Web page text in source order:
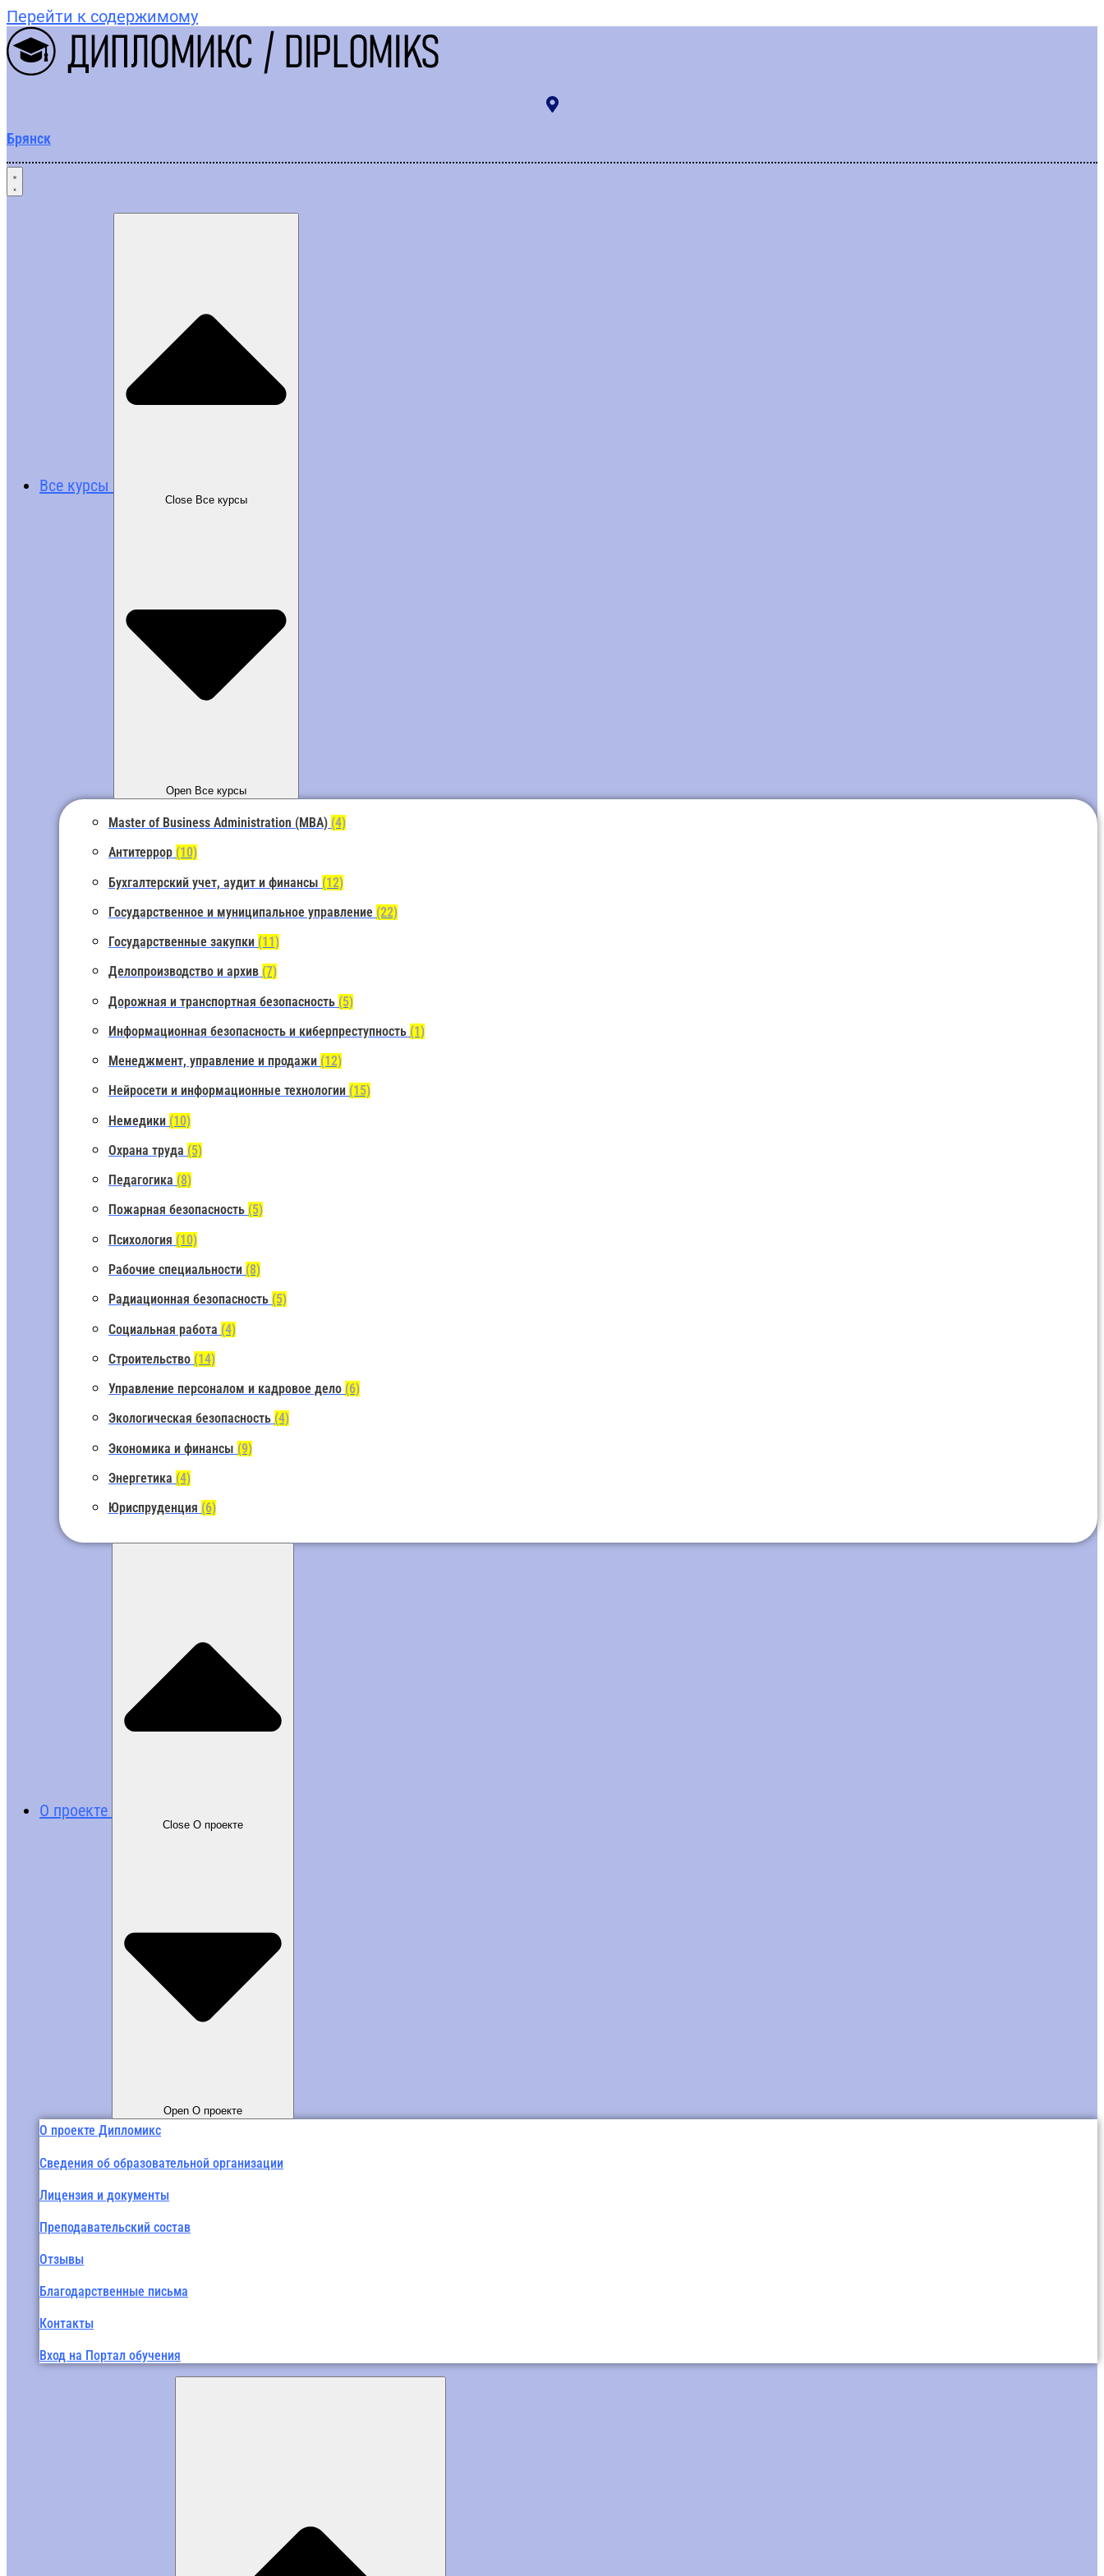
Перейти к содержимому
Брянск
Все курсы
Close Все курсы
Open Все курсы
Master of Business Administration (MBA) (4)
Антитеррор (10)
Бухгалтерский учет, аудит и финансы (12)
Государственное и муниципальное управление (22)
Государственные закупки (11)
Делопроизводство и архив (7)
Дорожная и транспортная безопасность (5)
Информационная безопасность и киберпреступность (1)
Менеджмент, управление и продажи (12)
Нейросети и информационные технологии (15)
Немедики (10)
Охрана труда (5)
Педагогика (8)
Пожарная безопасность (5)
Психология (10)
Рабочие специальности (8)
Радиационная безопасность (5)
Социальная работа (4)
Строительство (14)
Управление персоналом и кадровое дело (6)
Экологическая безопасность (4)
Экономика и финансы (9)
Энергетика (4)
Юриспруденция (6)
О проекте
Close О проекте
Open О проекте
О проекте Дипломикс
Сведения об образовательной организации
Лицензия и документы
Преподавательский состав
Отзывы
Благодарственные письма
Контакты
Вход на Портал обучения